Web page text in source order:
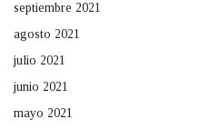
septiembre 2021
agosto 2021
julio 2021
junio 2021
mayo 2021